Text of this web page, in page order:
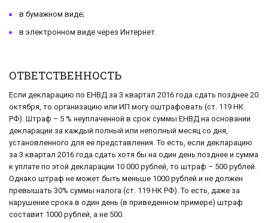
в бумажном виде;
в электронном виде через Интернет.
ОТВЕТСТВЕННОСТЬ
Если декларацию по ЕНВД за 3 квартал 2016 года сдать позднее 20
октября, то организацию или ИП могу оштрафовать (ст. 119 НК
РФ). Штраф – 5 % неуплаченной в срок суммы ЕНВД на основании
декларации за каждый полный или неполный месяц со дня,
установленного для ее представления. То есть, если декларацию
за 3 квартал 2016 года сдать хотя бы на один день позднее и сумма
к уплате по этой декларации 10 000 рублей, то штраф – 500 рублей.
Однако штраф не может быть меньше 1000 рублей и не должен
превышать 30% суммы налога (ст. 119 НК РФ). То есть, даже за
нарушение срока в один день (в приведенном примере) штраф
составит 1000 рублей, а не 500.